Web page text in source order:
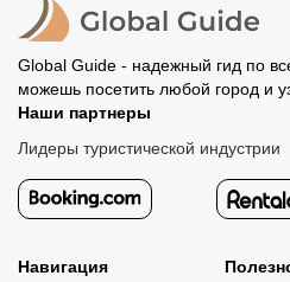
Global Guide - надежный гид по
можешь посетить любой город и
Наши партнеры
Лидеры туристической индустрии
Навигация